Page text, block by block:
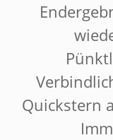
Quickstern